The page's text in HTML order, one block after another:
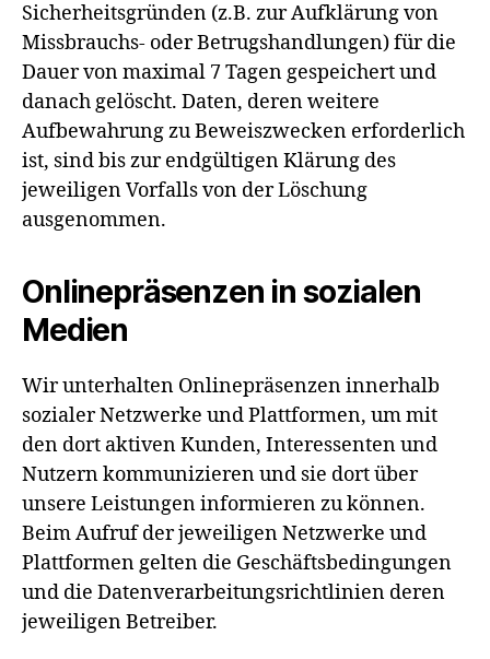
Sicherheitsgründen (z.B. zur Aufklärung von
Missbrauchs- oder Betrugshandlungen) für die
Dauer von maximal 7 Tagen gespeichert und
danach gelöscht. Daten, deren weitere
Aufbewahrung zu Beweiszwecken erforderlich
ist, sind bis zur endgültigen Klärung des
jeweiligen Vorfalls von der Löschung
ausgenommen.
Onlinepräsenzen in sozialen
Medien
Wir unterhalten Onlinepräsenzen innerhalb
sozialer Netzwerke und Plattformen, um mit
den dort aktiven Kunden, Interessenten und
Nutzern kommunizieren und sie dort über
unsere Leistungen informieren zu können.
Beim Aufruf der jeweiligen Netzwerke und
Plattformen gelten die Geschäftsbedingungen
und die Datenverarbeitungsrichtlinien deren
jeweiligen Betreiber.